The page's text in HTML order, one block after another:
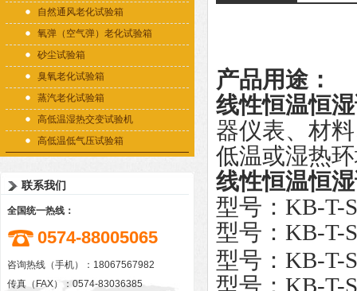
自然通风老化试验箱
氧弹（空气弹）老化试验箱
砂尘试验箱
臭氧老化试验箱
蒸汽老化试验箱
高低温湿热交变试验机
高低温低气压试验箱
联系我们
全国统一热线：
0574-88005065
咨询热线（手机）：18067567982
传真（FAX）：0574-83036385
产品用途：
线性恒温恒
器仪表、材
低温或湿热
线性恒温恒
型号：KB-T-
型号：KB-T-
型号：KB-T-
型号：KB-T-